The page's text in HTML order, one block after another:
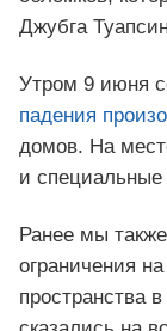
Джубга
Утром 9 июня
падения
домов. На
и
Ранее мы
ограничения
пространства